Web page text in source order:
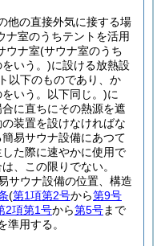
他の直接外気に接する場
ナ室のうちテントを活用
ウナ室(サウナ室のうち
いう。)に設ける放熱設
以下のものであり、か
いう。以下同じ。)に
に直ちにその熱源を遮
装置を設けなければな
易サウナ設備にあつて
た際に速やかに使用で
、この限りでない。
サウナ設備の位置、構造
(第1項第2号から第9号
2項第1号から第5号まで
準用する。